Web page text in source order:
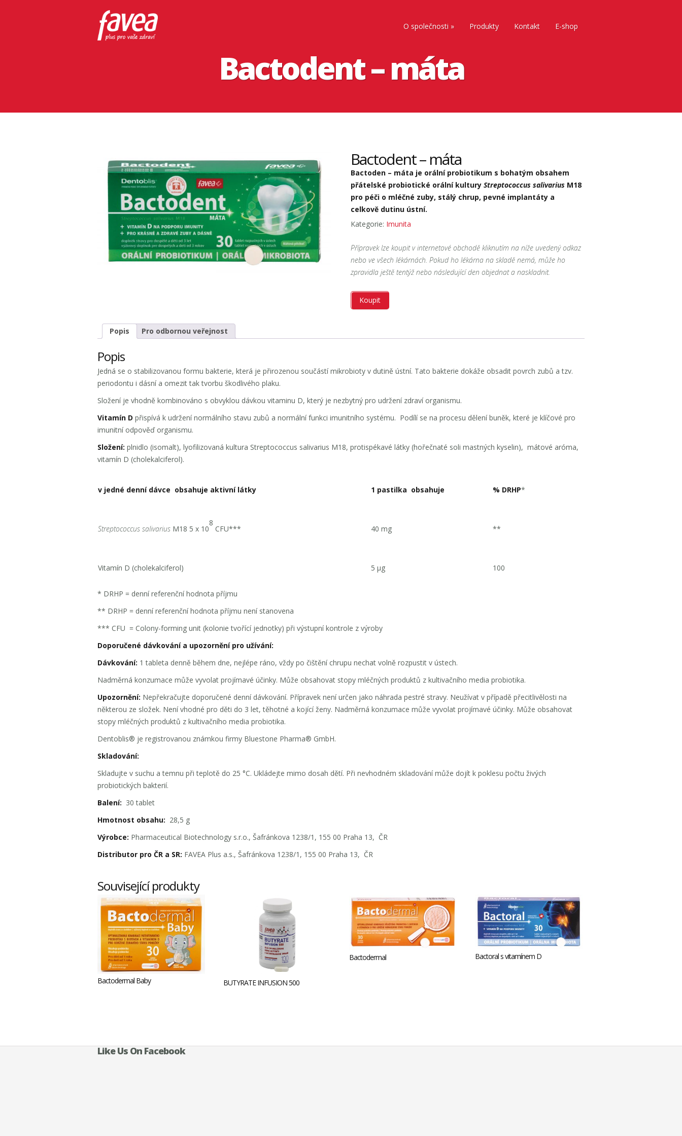
O společnosti Produkty Kontakt E-shop
Bactodent – máta
Bactodent – máta
Bactoden – máta je orální probiotikum s bohatým obsahem
přátelské probiotické orální kulturyStreptococcus salivarius M18
pro péči o mléčné zuby, stálý chrup, pevné implantáty a
celkově dutinu ústní.
Kategorie: Imunita
Přípravek lze koupit v internetové obchodě kliknutím na níže uvedený odkaz
nebo ve všech lékárnách. Pokud ho lékárna na skladě nemá, může ho
zpravidla ještě tentýž nebo následující den objednat a naskladnit.
Koupit
Popis Pro odbornou veřejnost
Popis
Jedná se o stabilizovanou formu bakterie, která je přirozenou součástí mikrobioty v dutině ústní. Tato bakterie dokáže obsadit povrch zubů a tzv.
periodontu i dásní a omezit tak tvorbu škodlivého plaku.
Složení je vhodně kombinováno s obvyklou dávkou vitaminu D, který je nezbytný pro udržení zdraví organismu.
Vitamín D přispívá k udržení normálního stavu zubů a normální funkci imunitního systému. Podílí se na procesu dělení buněk, které je klíčové pro
imunitní odpověď organismu.
Složení: plnidlo (isomalt), lyofilizovaná kultura Streptococcus salivarius M18, protispékavé látky (hořečnaté soli mastných kyselin), mátové aróma,
vitamín D (cholekalciferol).
v jedné denní dávce obsahuje aktivní látky 1 pastilka obsahuje % DRHP*
Streptococcus salivarius M18 5 x 10
8
CFU*** 40 mg **
Vitamín D (cholekalciferol) 5 µg 100
* DRHP = denní referenční hodnota příjmu
** DRHP = denní referenční hodnota příjmu není stanovena
*** CFU = Colony-forming unit (kolonie tvořící jednotky) při výstupní kontrole z výroby
Doporučené dávkování a upozornění pro užívání:
Dávkování: 1 tableta denně během dne, nejlépe ráno, vždy po čištění chrupu nechat volně rozpustit v ústech.
Nadměrná konzumace může vyvolat projímavé účinky. Může obsahovat stopy mléčných produktů z kultivačního media probiotika.
Upozornění: Nepřekračujte doporučené denní dávkování. Přípravek není určen jako náhrada pestré stravy. Neužívat v případě přecitlivělosti na
některou ze složek. Není vhodné pro děti do 3 let, těhotné a kojící ženy. Nadměrná konzumace může vyvolat projímavé účinky. Může obsahovat
stopy mléčných produktů z kultivačního media probiotika.
Dentoblis® je registrovanou známkou firmy Bluestone Pharma® GmbH.
Skladování:
Skladujte v suchu a temnu při teplotě do 25 °C. Ukládejte mimo dosah dětí. Při nevhodném skladování může dojít k poklesu počtu živých
probiotických bakterií.
Balení: 30 tablet
Hmotnost obsahu: 28,5 g
Výrobce: Pharmaceutical Biotechnology s.r.o., Šafránkova 1238/1, 155 00 Praha 13, ČR
Distributor pro ČR a SR: FAVEA Plus a.s., Šafránkova 1238/1, 155 00 Praha 13, ČR
Související produkty
Bactodermal Baby BUTYRATE INFUSION 500
Bactodermal Bactoral s vitamínem D
Like Us On Facebook